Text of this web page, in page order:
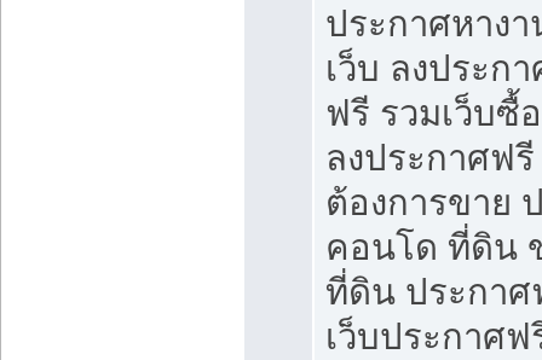
ประกาศหาง
เว็บ ลงประก
ฟรี รวมเว็บซื้
ลงประกาศฟ
ต้องการขาย
คอนโด ที่ดิน
ที่ดิน ประกา
เว็บประกาศ